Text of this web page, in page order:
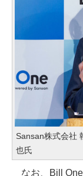
Sansan株式会社
也氏
なお、Bill One